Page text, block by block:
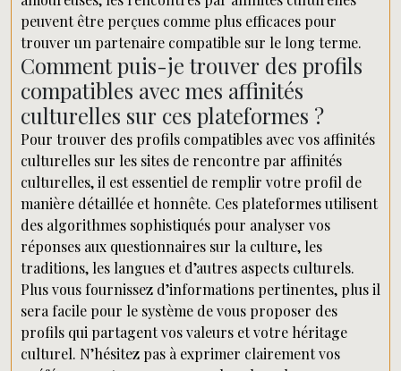
peuvent être perçues comme plus efficaces pour
trouver un partenaire compatible sur le long terme.
Comment puis-je trouver des profils
compatibles avec mes affinités
culturelles sur ces plateformes ?
Pour trouver des profils compatibles avec vos affinités
culturelles sur les sites de rencontre par affinités
culturelles, il est essentiel de remplir votre profil de
manière détaillée et honnête. Ces plateformes utilisent
des algorithmes sophistiqués pour analyser vos
réponses aux questionnaires sur la culture, les
traditions, les langues et d’autres aspects culturels.
Plus vous fournissez d’informations pertinentes, plus il
sera facile pour le système de vous proposer des
profils qui partagent vos valeurs et votre héritage
culturel. N’hésitez pas à exprimer clairement vos